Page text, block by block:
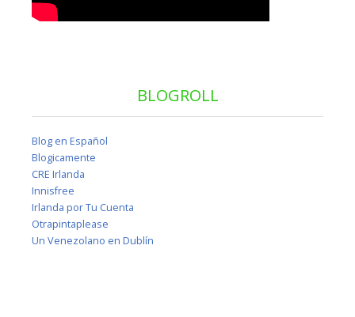
BLOGROLL
Blog en Español
Blogicamente
CRE Irlanda
Innisfree
Irlanda por Tu Cuenta
Otrapintaplease
Un Venezolano en Dublín